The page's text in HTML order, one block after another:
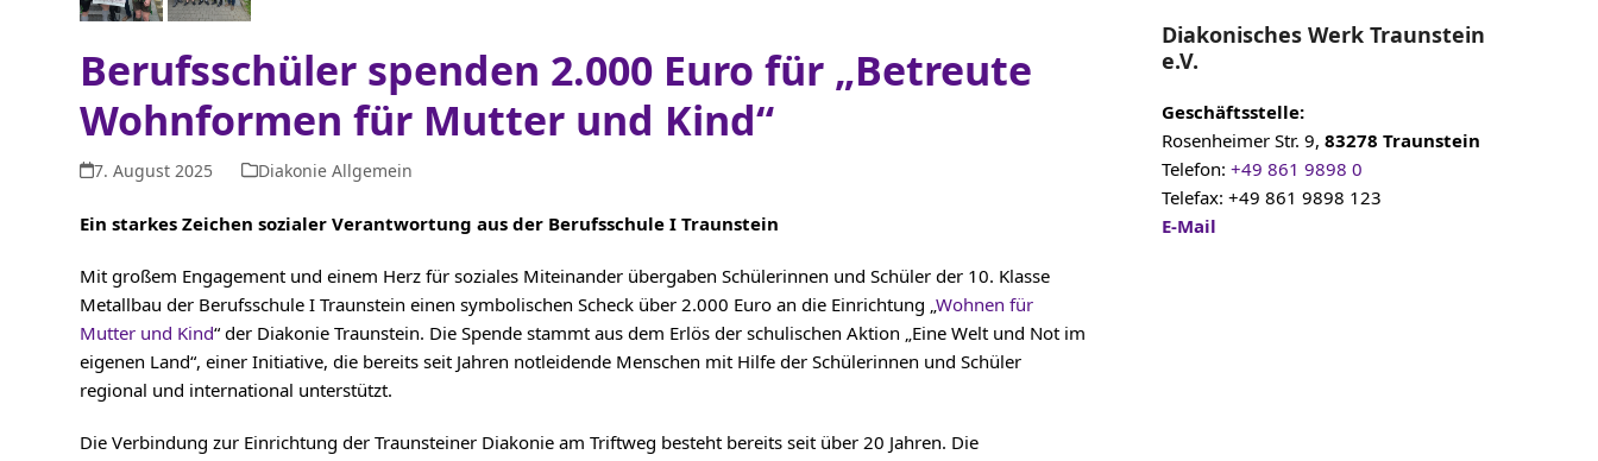
Berufsschüler spenden 2.000 Euro für „Betreute
Wohnformen für Mutter und Kind“
7. August 2025 Diakonie Allgemein
Ein starkes Zeichen sozialer Verantwortung aus der Berufsschule I Traunstein
Mit großem Engagement und einem Herz für soziales Miteinander übergaben Schülerinnen und Schüler der 10. Klasse
Metallbau der Berufsschule I Traunstein einen symbolischen Scheck über 2.000 Euro an die Einrichtung „Wohnen für
Mutter und Kind“ der Diakonie Traunstein. Die Spende stammt aus dem Erlös der schulischen Aktion „Eine Welt und Not im
eigenen Land“, einer Initiative, die bereits seit Jahren notleidende Menschen mit Hilfe der Schülerinnen und Schüler
regional und international unterstützt.
Die Verbindung zur Einrichtung der Traunsteiner Diakonie am Triftweg besteht bereits seit über 20 Jahren. Die
Diakonisches Werk Traunstein
e.V.
Geschäftsstelle:
Rosenheimer Str. 9, 83278 Traunstein
Telefon: +49 861 9898 0
Telefax: +49 861 9898 123
E-Mail